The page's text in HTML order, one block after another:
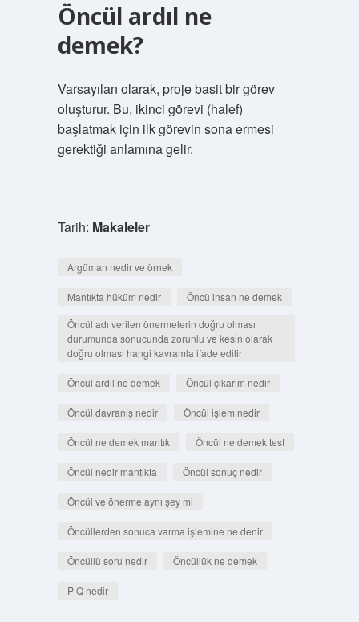
Öncül ardıl ne
demek?
Varsayılan olarak, proje basit bir görev
oluşturur. Bu, ikinci görevi (halef)
başlatmak için ilk görevin sona ermesi
gerektiği anlamına gelir.
Tarih: Makaleler
Argüman nedir ve örnek
Mantıkta hüküm nedir
Öncü insan ne demek
Öncül adı verilen önermelerin doğru olması
durumunda sonucunda zorunlu ve kesin olarak
doğru olması hangi kavramla ifade edilir
Öncül ardıl ne demek Öncül çıkarım nedir
Öncül davranış nedir Öncül işlem nedir
Öncül ne demek mantık Öncül ne demek test
Öncül nedir mantıkta Öncül sonuç nedir
Öncül ve önerme aynı şey mi
Öncüllerden sonuca varma işlemine ne denir
Öncüllü soru nedir Öncüllük ne demek
P Q nedir